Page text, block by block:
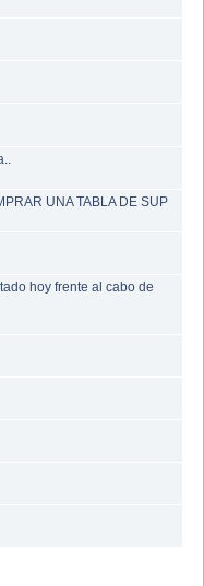
UNA TABLA DE SUP
hoy frente al cabo de